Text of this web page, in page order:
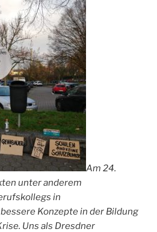
Am 24.
unter anderem
in
Konzepte in der Bildung
Uns als Dresdner